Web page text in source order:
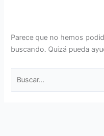
Parece que no hemos
buscando. Quizá pueda